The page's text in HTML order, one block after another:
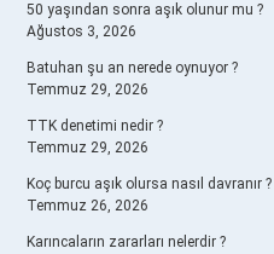
50 yaşından sonra aşık olunur mu ?
Ağustos 3, 2026
Batuhan şu an nerede oynuyor ?
Temmuz 29, 2026
TTK denetimi nedir ?
Temmuz 29, 2026
Koç burcu aşık olursa nasıl davranır ?
Temmuz 26, 2026
Karıncaların zararları nelerdir ?